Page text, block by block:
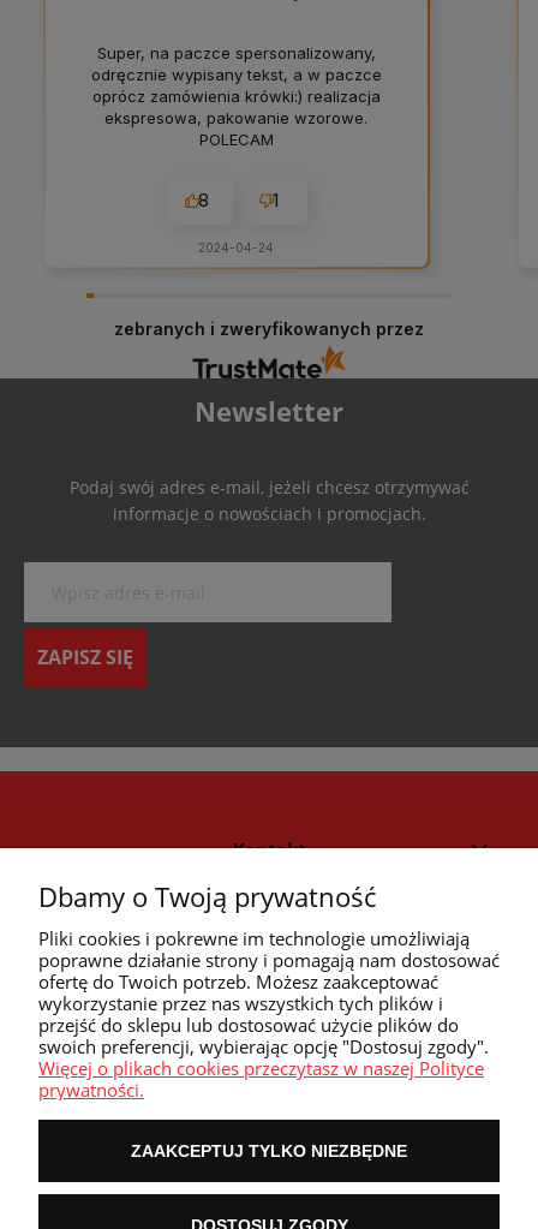
Super, na paczce spersonalizowany,
odręcznie wypisany tekst, a w paczce
oprócz zamówienia krówki:) realizacja
ekspresowa, pakowanie wzorowe.
POLECAM
8 1
2024-04-24
zebranych i zweryfikowanych przez
Newsletter
Podaj swój adres e-mail, jeżeli chcesz otrzymywać
informacje o nowościach i promocjach.
ZAPISZ SIĘ
Strefa klienta
Przyczółek
Przydatne linki
Kontakt
POKAŻ PEŁNĄ WERSJĘ STRONY
Dbamy o Twoją prywatność
Pliki cookies i pokrewne im technologie umożliwiają
poprawne działanie strony i pomagają nam dostosować
ofertę do Twoich potrzeb. Możesz zaakceptować
wykorzystanie przez nas wszystkich tych plików i
przejść do sklepu lub dostosować użycie plików do
swoich preferencji, wybierając opcję "Dostosuj zgody".
Więcej o plikach cookies przeczytasz w naszej Polityce
prywatności.
ZAAKCEPTUJ TYLKO NIEZBĘDNE